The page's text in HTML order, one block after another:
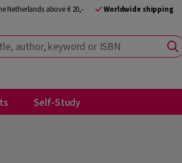
Netherlands above € 20,- Worldwide shipping
keyword or ISBN
Self-Study